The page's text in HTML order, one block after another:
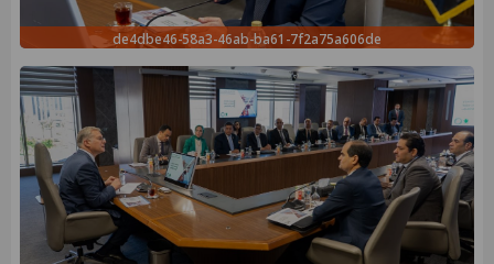
de4dbe46-58a3-46ab-ba61-7f2a75a606de